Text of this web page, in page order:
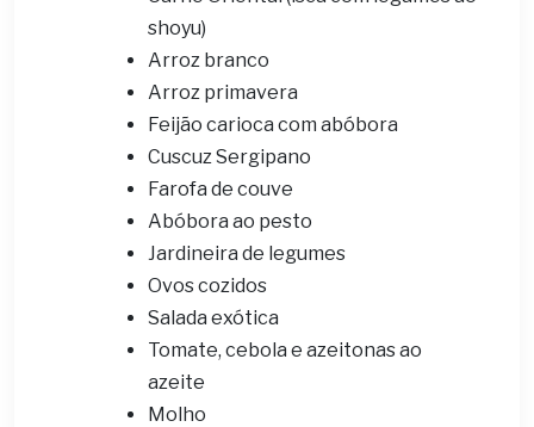
shoyu)
Arroz branco
Arroz primavera
Feijão carioca com abóbora
Cuscuz Sergipano
Farofa de couve
Abóbora ao pesto
Jardineira de legumes
Ovos cozidos
Salada exótica
Tomate, cebola e azeitonas ao
azeite
Molho